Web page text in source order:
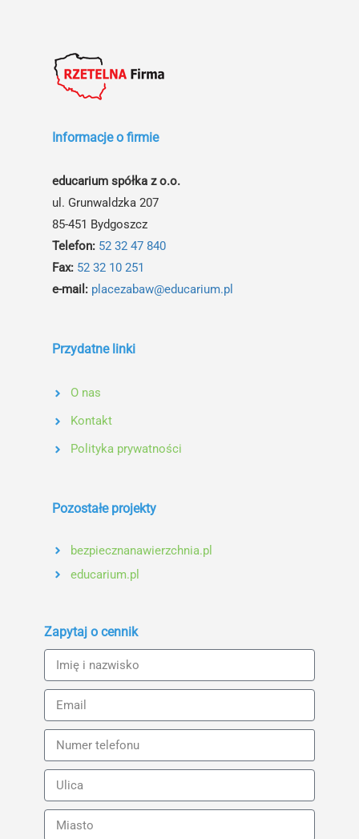
Informacje o firmie
educarium spółka z o.o.
ul. Grunwaldzka 207
85-451 Bydgoszcz
Telefon: 52 32 47 840
Fax: 52 32 10 251
e-mail: placezabaw@educarium.pl
Przydatne linki
O nas
Kontakt
Polityka prywatności
Pozostałe projekty
bezpiecznanawierzchnia.pl
educarium.pl
Zapytaj o cennik